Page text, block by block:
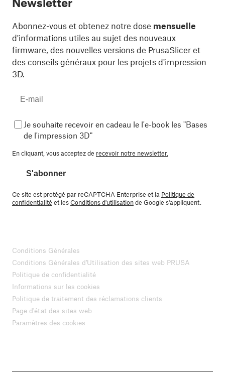
Abonnez-vous et obtenez notre dose mensuelle
d'informations utiles au sujet des nouveaux
firmware, des nouvelles versions de PrusaSlicer et
des conseils généraux pour les projets d'impression
3D.
Je souhaite recevoir en cadeau le l'e-book les "Bases
de l'impression 3D"
En cliquant, vous acceptez de recevoir notre newsletter.
S'abonner
Ce site est protégé par reCAPTCHA Enterprise et la Politique de
confidentialité et lesConditions d'utilisationde Google s'appliquent.
Conditions Générales
Conditions Générales d'Utilisation des sites web PRUSA
Politique de confidentialité
Informations sur les cookies
Politique de traitement des réclamations clients
Page d'état des sites web
Paramètres des cookies